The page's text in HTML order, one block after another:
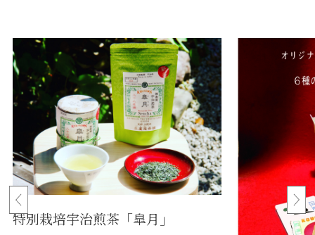
特別栽培宇治煎茶「皐月」